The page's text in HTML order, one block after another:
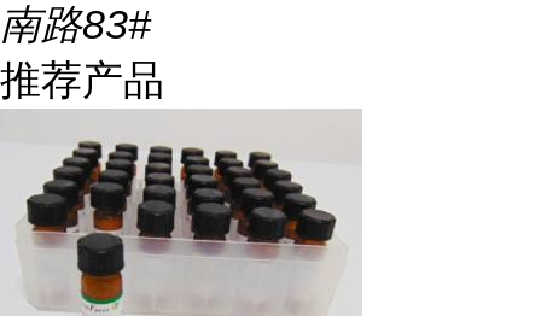
南路83#
推荐产品